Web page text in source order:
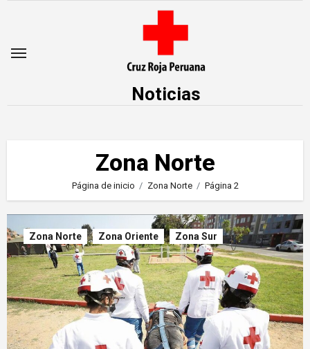
contenido
Noticias
Zona Norte
Página de inicio Zona Norte Página 2
Zona Norte Zona Oriente Zona Sur